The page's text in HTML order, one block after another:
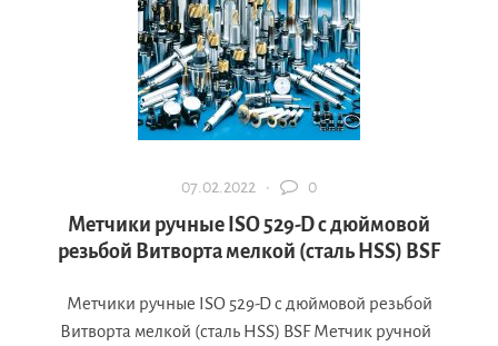
07.02.2022 · 0
Метчики ручные ISO 529-D с дюймовой
резьбой Витворта мелкой (сталь HSS) BSF
Метчики ручные ISO 529-D с дюймовой резьбой
Витворта мелкой (сталь HSS) BSF Метчик ручной